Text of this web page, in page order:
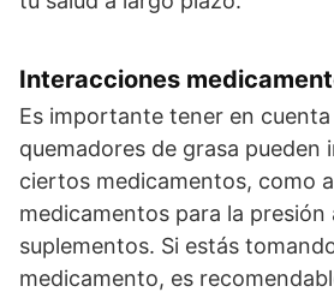
Interacciones
Es importante tener en cuenta
quemadores de grasa pueden
ciertos medicamentos, como
medicamentos para la
suplementos. Si estás
medicamento, es